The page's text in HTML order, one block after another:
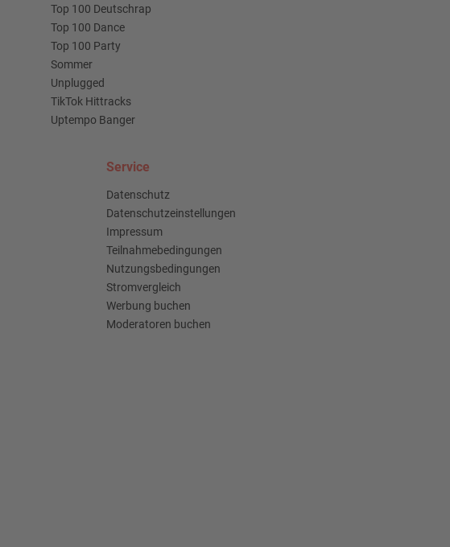
Top 100 Deutschrap
Top 100 Dance
Top 100 Party
Sommer
Unplugged
TikTok Hittracks
Uptempo Banger
Service
Datenschutz
Datenschutzeinstellungen
Impressum
Teilnahmebedingungen
Nutzungsbedingungen
Stromvergleich
Werbung buchen
Moderatoren buchen